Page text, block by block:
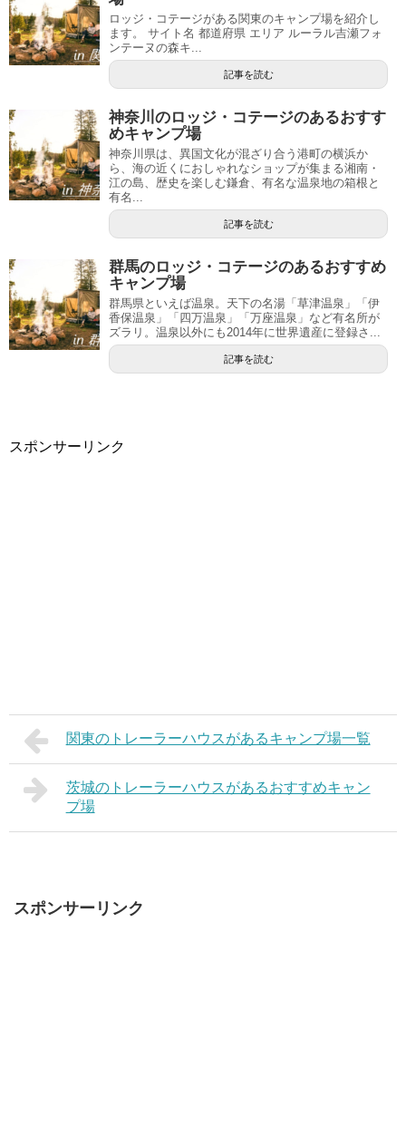
ロッジ・コテージがある関東のキャンプ場を紹介し
ます。 サイト名 都道府県 エリア ルーラル吉瀬フォ
ンテーヌの森キ...
記事を読む
神奈川のロッジ・コテージのあるおすす
めキャンプ場
神奈川県は、異国文化が混ざり合う港町の横浜か
ら、海の近くにおしゃれなショップが集まる湘南・
江の島、歴史を楽しむ鎌倉、有名な温泉地の箱根と
有名...
記事を読む
群馬のロッジ・コテージのあるおすすめ
キャンプ場
群馬県といえば温泉。天下の名湯「草津温泉」「伊
香保温泉」「四万温泉」「万座温泉」など有名所が
ズラリ。温泉以外にも2014年に世界遺産に登録さ...
記事を読む
スポンサーリンク
関東のトレーラーハウスがあるキャンプ場一覧
茨城のトレーラーハウスがあるおすすめキャン
プ場
スポンサーリンク